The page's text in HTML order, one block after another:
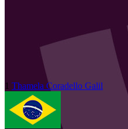
1 Thamela Coradello Galil